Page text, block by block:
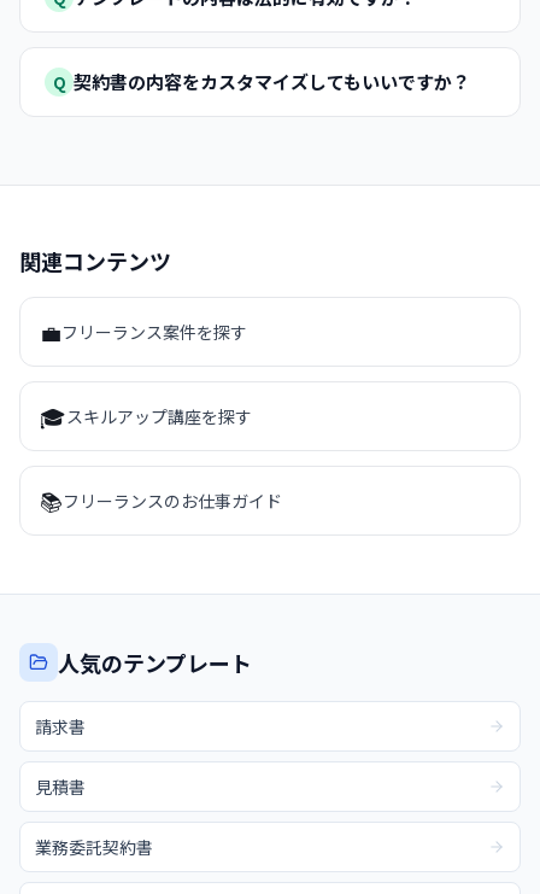
Q 契約書の内容をカスタマイズしてもいいですか？
関連コンテンツ
💼フリーランス案件を探す
🎓スキルアップ講座を探す
📚フリーランスのお仕事ガイド
人気のテンプレート
請求書
見積書
業務委託契約書